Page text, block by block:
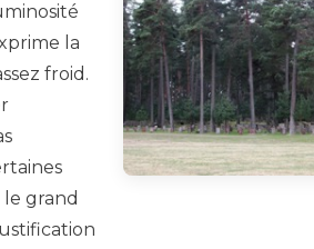
la
froid.
grand